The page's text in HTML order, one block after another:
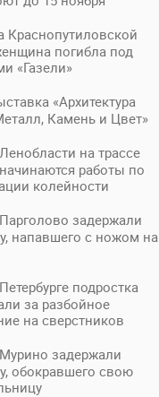
Краснопутиловской
погибла под
«Газели»
«Архитектура
Камень и Цвет»
на трассе
работы по
колейности
задержали
напавшего с ножом на
подростка
за разбойное
на сверстников
задержали
обокравшего свою